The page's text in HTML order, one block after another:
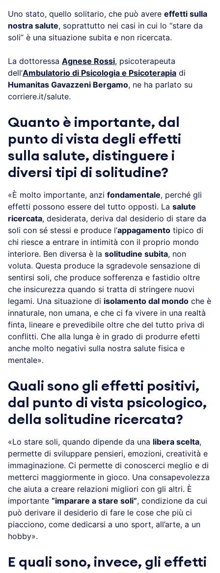
Uno stato, quello solitario, che può avere effetti sulla
nostra salute, soprattutto nei casi in cui lo “stare da
soli” è una situazione subita e non ricercata.
La dottoressa Agnese Rossi, psicoterapeuta
dell’Ambulatorio di Psicologia e Psicoterapia di
Humanitas Gavazzeni Bergamo, ne ha parlato su
corriere.it/salute.
Quanto è importante, dal
punto di vista degli effetti
sulla salute, distinguere i
diversi tipi di solitudine?
«È molto importante, anzi fondamentale, perché gli
effetti possono essere del tutto opposti. La salute
ricercata, desiderata, deriva dal desiderio di stare da
soli con sé stessi e produce l’appagamento tipico di
chi riesce a entrare in intimità con il proprio mondo
interiore. Ben diversa è la solitudine subita, non
voluta. Questa produce la sgradevole sensazione di
sentirsi soli, che produce sofferenza e fastidio oltre
che insicurezza quando si tratta di stringere nuovi
legami. Una situazione di isolamento dal mondo che è
innaturale, non umana, e che ci fa vivere in una realtà
finta, lineare e prevedibile oltre che del tutto priva di
conflitti. Che alla lunga è in grado di produrre efetti
anche molto negativi sulla nostra salute fisica e
mentale».
Quali sono gli effetti positivi,
dal punto di vista psicologico,
della solitudine ricercata?
«Lo stare soli, quando dipende da una libera scelta,
permette di sviluppare pensieri, emozioni, creatività e
immaginazione. Ci permette di conoscerci meglio e di
metterci maggiormente in gioco. Una consapevolezza
che aiuta a creare relazioni migliori con gli altri. È
importante “imparare a stare soli”, condizione da cui
può derivare il desiderio di fare le cose che più ci
piacciono, come dedicarsi a uno sport, all’arte, a un
hobby».
E quali sono, invece, gli effetti